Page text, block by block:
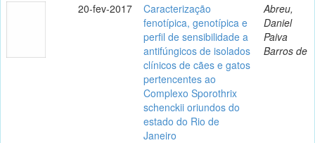
20-fev-2017
Caracterização
fenotípica, genotípica e
perfil de sensibilidade a
antifúngicos de isolados
clínicos de cães e gatos
pertencentes ao
Complexo Sporothrix
schenckii oriundos do
estado do Rio de
Janeiro
Abreu,
Daniel
Paiva
Barros de